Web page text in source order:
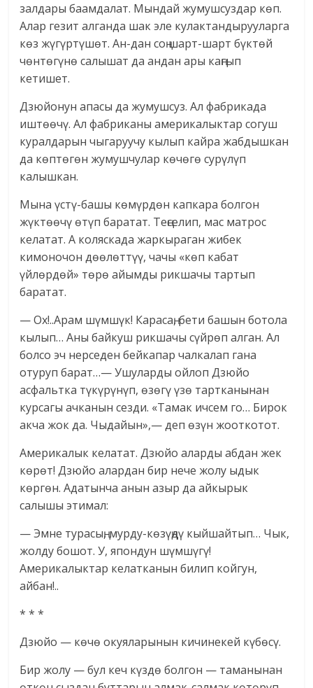
залдары баамдалат. Мындай жумушсуздар көп.
Алар гезит алганда шак эле кулактандырууларга
көз жүгүртүшөт. Ан-дан соң шарт-шарт бүктөй
чөнтөгүнө салышат да андан ары каңгып
кетишет.
Дзюйонун апасы да жумушсуз. Ал фабрикада
иштөөчү. Ал фабриканы америкалыктар согуш
куралдарын чыгаруучу кылып кайра жабдышкан
да көптөгөн жумушчулар көчөгө сурүлүп
калышкан.
Мына үстү-башы көмүрдөн капкара болгон
жүктөөчү өтүп баратат. Теңселип, мас матрос
келатат. А коляскада жаркыраган жибек
кимоночон дөөлөттүү, чачы «көп кабат
үйлөрдөй» төрө айымды рикшачы тартып
баратат.
— Ох!..Арам шүмшүк! Карасаң, бети башын ботола
кылып… Аны байкуш рикшачы сүйрөп алган. Ал
болсо эч нерседен бейкапар чалкалап гана
отуруп барат…— Ушуларды ойлоп Дзюйо
асфальтка түкүрүнүп, өзөгү үзө тартканынан
курсагы ачканын сезди. «Тамак ичсем го… Бирок
акча жок да. Чыдайын»,— деп өзүн жооткотот.
Америкалык келатат. Дзюйо аларды абдан жек
көрөт! Дзюйо алардан бир нече жолу ыдык
көргөн. Адатынча анын азыр да айкырык
салышы этимал:
— Эмне турасың, мурду-көзүңдү кыйшайтып… Чык,
жолду бошот. У, япондун шүмшүгү!
Америкалыктар келатканын билип койгун,
айбан!..
* * *
Дзюйо — көчө окуяларынын кичинекей күбөсү.
Бир жолу — бул кеч күздө болгон — таманынан